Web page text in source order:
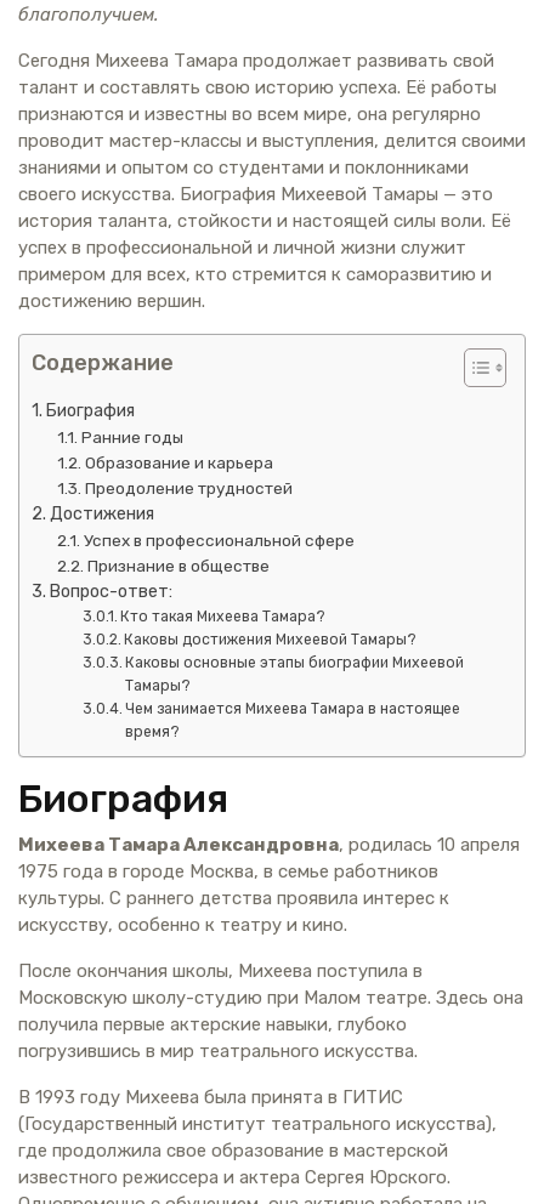
благополучием.
Сегодня Михеева Тамара продолжает развивать свой
талант и составлять свою историю успеха. Её работы
признаются и известны во всем мире, она регулярно
проводит мастер-классы и выступления, делится своими
знаниями и опытом со студентами и поклонниками
своего искусства. Биография Михеевой Тамары — это
история таланта, стойкости и настоящей силы воли. Её
успех в профессиональной и личной жизни служит
примером для всех, кто стремится к саморазвитию и
достижению вершин.
Содержание
Биография
Ранние годы
Образование и карьера
Преодоление трудностей
Достижения
Успех в профессиональной сфере
Признание в обществе
Вопрос-ответ:
Кто такая Михеева Тамара?
Каковы достижения Михеевой Тамары?
Каковы основные этапы биографии Михеевой
Тамары?
Чем занимается Михеева Тамара в настоящее
время?
Биография
Михеева Тамара Александровна, родилась 10 апреля
1975 года в городе Москва, в семье работников
культуры. С раннего детства проявила интерес к
искусству, особенно к театру и кино.
После окончания школы, Михеева поступила в
Московскую школу-студию при Малом театре. Здесь она
получила первые актерские навыки, глубоко
погрузившись в мир театрального искусства.
В 1993 году Михеева была принята в ГИТИС
(Государственный институт театрального искусства),
где продолжила свое образование в мастерской
известного режиссера и актера Сергея Юрского.